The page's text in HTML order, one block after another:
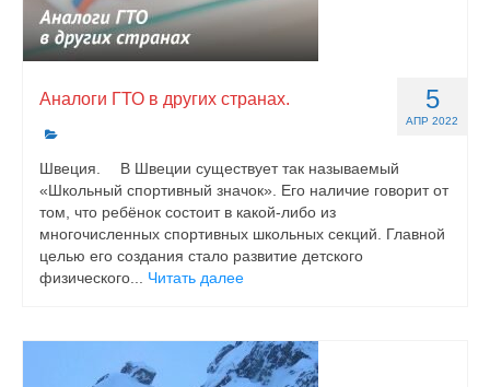
5
АПР 2022
Аналоги ГТО в других странах.
Швеция. ⠀ В Швеции существует так называемый
«Школьный спортивный значок». Его наличие говорит от
том, что ребёнок состоит в какой-либо из
многочисленных спортивных школьных секций. Главной
целью его создания стало развитие детского
физического... Читать далее